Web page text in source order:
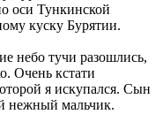
оси Тункинской
куску Бурятии.
небо тучи разошлись,
Очень кстати
я искупался. Сын
нежный мальчик.